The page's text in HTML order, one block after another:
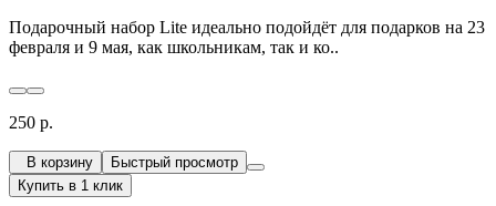
Подарочный набор Lite идеально подойдёт для подарков на 23
февраля и 9 мая, как школьникам, так и ко..
250 р.
В корзину
Быстрый просмотр
Купить в 1 клик